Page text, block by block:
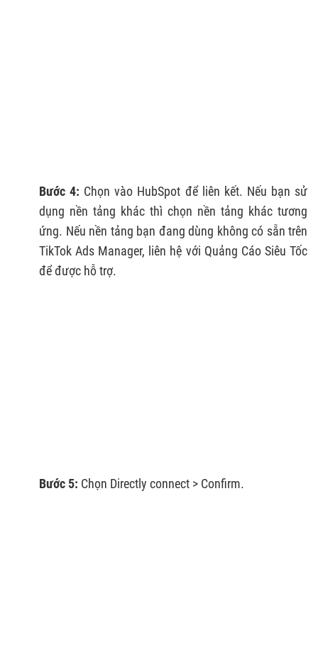
Bước 4: Chọn vào HubSpot để liên kết. Nếu bạn sử
dụng nền tảng khác thì chọn nền tảng khác tương
ứng. Nếu nền tảng bạn đang dùng không có sẵn trên
TikTok Ads Manager, liên hệ với Quảng Cáo Siêu Tốc
để được hỗ trợ.
Bước 5: Chọn Directly connect > Confirm.